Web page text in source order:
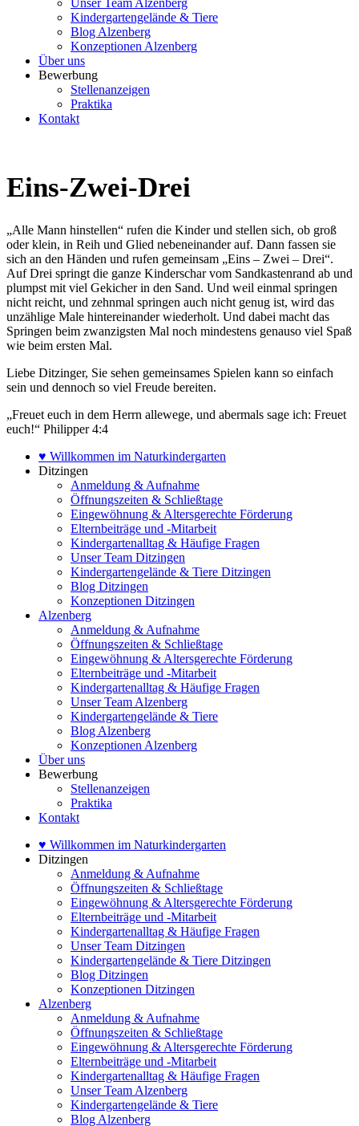
Unser Team Alzenberg
Kindergartengelände & Tiere
Blog Alzenberg
Konzeptionen Alzenberg
Über uns
Bewerbung
Stellenanzeigen
Praktika
Kontakt
Eins-Zwei-Drei
„Alle Mann hinstellen“ rufen die Kinder und stellen sich, ob groß
oder klein, in Reih und Glied nebeneinander auf. Dann fassen sie
sich an den Händen und rufen gemeinsam „Eins – Zwei – Drei“.
Auf Drei springt die ganze Kinderschar vom Sandkastenrand ab und
plumpst mit viel Gekicher in den Sand. Und weil einmal springen
nicht reicht, und zehnmal springen auch nicht genug ist, wird das
unzählige Male hintereinander wiederholt. Und dabei macht das
Springen beim zwanzigsten Mal noch mindestens genauso viel Spaß
wie beim ersten Mal.
Liebe Ditzinger, Sie sehen gemeinsames Spielen kann so einfach
sein und dennoch so viel Freude bereiten.
„Freuet euch in dem Herrn allewege, und abermals sage ich: Freuet
euch!“ Philipper 4:4
♥ Willkommen im Naturkindergarten
Ditzingen
Anmeldung & Aufnahme
Öffnungszeiten & Schließtage
Eingewöhnung & Altersgerechte Förderung
Elternbeiträge und -Mitarbeit
Kindergartenalltag & Häufige Fragen
Unser Team Ditzingen
Kindergartengelände & Tiere Ditzingen
Blog Ditzingen
Konzeptionen Ditzingen
Alzenberg
Anmeldung & Aufnahme
Öffnungszeiten & Schließtage
Eingewöhnung & Altersgerechte Förderung
Elternbeiträge und -Mitarbeit
Kindergartenalltag & Häufige Fragen
Unser Team Alzenberg
Kindergartengelände & Tiere
Blog Alzenberg
Konzeptionen Alzenberg
Über uns
Bewerbung
Stellenanzeigen
Praktika
Kontakt
♥ Willkommen im Naturkindergarten
Ditzingen
Anmeldung & Aufnahme
Öffnungszeiten & Schließtage
Eingewöhnung & Altersgerechte Förderung
Elternbeiträge und -Mitarbeit
Kindergartenalltag & Häufige Fragen
Unser Team Ditzingen
Kindergartengelände & Tiere Ditzingen
Blog Ditzingen
Konzeptionen Ditzingen
Alzenberg
Anmeldung & Aufnahme
Öffnungszeiten & Schließtage
Eingewöhnung & Altersgerechte Förderung
Elternbeiträge und -Mitarbeit
Kindergartenalltag & Häufige Fragen
Unser Team Alzenberg
Kindergartengelände & Tiere
Blog Alzenberg